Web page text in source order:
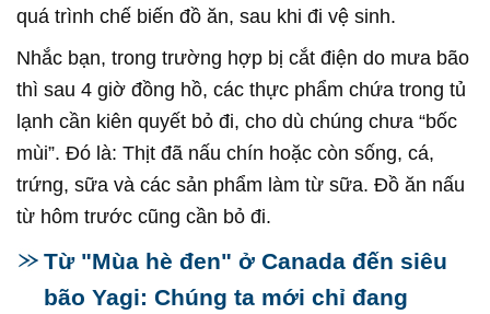
quá trình chế biến đồ ăn, sau khi đi vệ sinh.
Nhắc bạn, trong trường hợp bị cắt điện do mưa bão
thì sau 4 giờ đồng hồ, các thực phẩm chứa trong tủ
lạnh cần kiên quyết bỏ đi, cho dù chúng chưa “bốc
mùi”. Đó là: Thịt đã nấu chín hoặc còn sống, cá,
trứng, sữa và các sản phẩm làm từ sữa. Đồ ăn nấu
từ hôm trước cũng cần bỏ đi.
Từ "Mùa hè đen" ở Canada đến siêu
bão Yagi: Chúng ta mới chỉ đang